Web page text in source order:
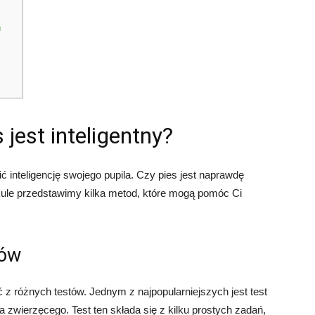
jest inteligentny?
inteligencję swojego pupila. Czy pies jest naprawdę
przedstawimy kilka metod, które mogą pomóc Ci
różnych testów. Jednym z najpopularniejszych jest test
Test ten składa się z kilku prostych zadań,